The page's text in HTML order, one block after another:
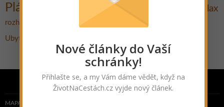
Pláž Promítání Relax
rozhledna Stavby
Ubytování
MAPA NAVŠTÍVENÝCH ZEMÍ
Nové články do Vaší
schránky!
Přihlašte se, a my Vám dáme vědět, když na
ŽivotNaCestách.cz vyjde nový článek.